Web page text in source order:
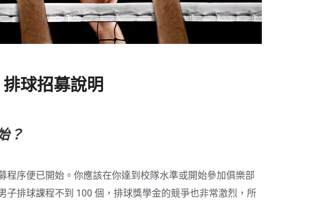
排球招募說明
？
程序便已開始。你應該在你達到校隊水準或開始參加俱樂部
子排球課程不到 100 個，排球獎學金的競爭也非常激烈，所